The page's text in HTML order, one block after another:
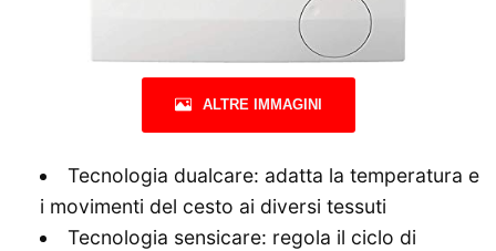
ALTRE IMMAGINI
Tecnologia dualcare: adatta la temperatura e
i movimenti del cesto ai diversi tessuti
Tecnologia sensicare: regola il ciclo di